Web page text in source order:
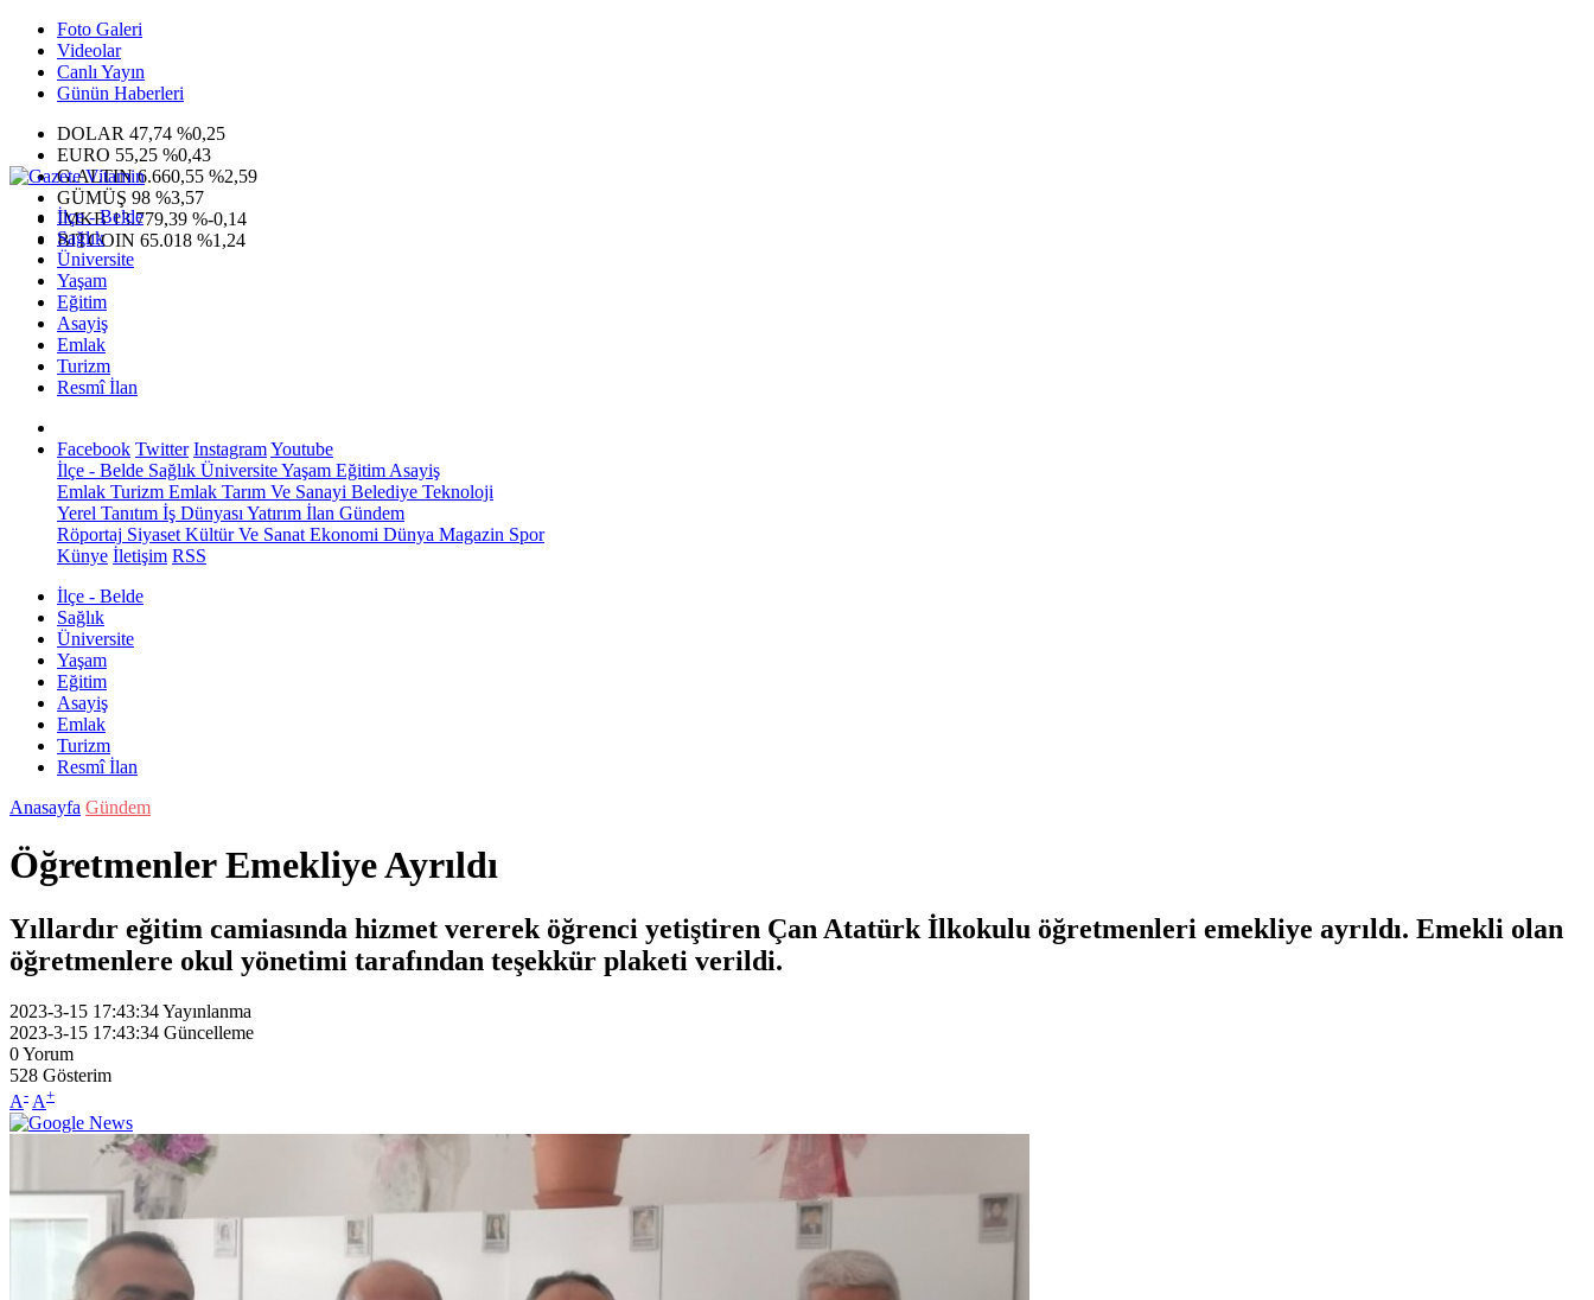
Foto Galeri
Videolar
Canlı Yayın
Günün Haberleri
DOLAR 47,74 %0,25
EURO 55,25 %0,43
G.ALTIN6.660,55 %2,59
GÜMÜŞ 98 %3,57
IMKB13.779,39 %-0,14
BITCOIN 65.018 %1,24
İlçe - Belde
Sağlık
Üniversite
Yaşam
Eğitim
Asayiş
Emlak
Turizm
Resmî İlan
Facebook Twitter InstagramYoutube
İlçe - Belde Sağlık ÜniversiteYaşam Eğitim Asayiş
Emlak Turizm Emlak Tarım Ve Sanayi Belediye Teknoloji
Yerel Tanıtım İş Dünyası Yatırım İlan Gündem
Röportaj Siyaset Kültür Ve Sanat Ekonomi Dünya Magazin Spor
Künye İletişim RSS
İlçe - Belde
Sağlık
Üniversite
Yaşam
Eğitim
Asayiş
Emlak
Turizm
Resmî İlan
Anasayfa Gündem
Öğretmenler Emekliye Ayrıldı
Yıllardır eğitim camiasında hizmet vererek öğrenci yetiştiren Çan Atatürk İlkokulu öğretmenleri emekliye ayrıldı. Emekli olan
öğretmenlere okul yönetimi tarafından teşekkür plaketi verildi.
2023-3-15 17:43:34Yayınlanma
2023-3-15 17:43:34 Güncelleme
0Yorum
528 Gösterim
A- A+